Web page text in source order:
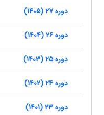
دوره 27 (1405)
دوره 26 (1404)
دوره 25 (1403)
دوره 24 (1402)
دوره 23 (1401)